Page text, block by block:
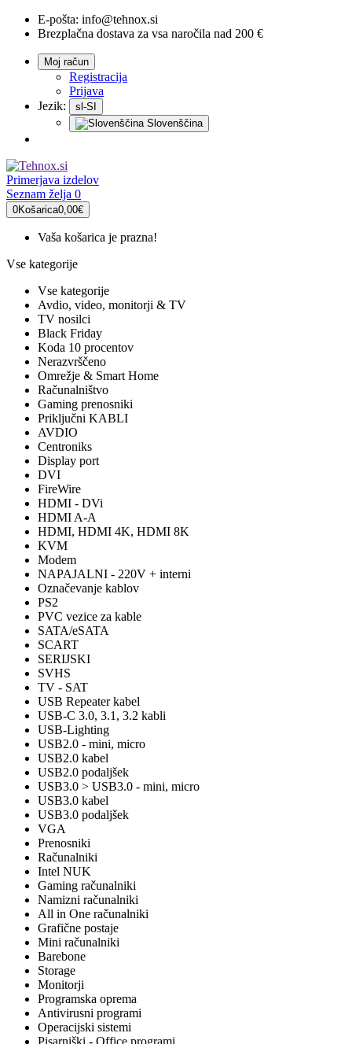
E-pošta: info@tehnox.si
Brezplačna dostava za vsa naročila nad 200 €
Moj račun
Registracija
Prijava
Jezik:
sl-SI
Slovenščina
Primerjava izdelov
Seznam želja 0
0Košarica0,00€
Vaša košarica je prazna!
Vse kategorije
Vse kategorije
Avdio, video, monitorji & TV
TV nosilci
Black Friday
Koda 10 procentov
Nerazvrščeno
Omrežje & Smart Home
Računalništvo
Gaming prenosniki
Priključni KABLI
AVDIO
Centroniks
Display port
DVI
FireWire
HDMI - DVi
HDMI A-A
HDMI, HDMI 4K, HDMI 8K
KVM
Modem
NAPAJALNI - 220V + interni
Označevanje kablov
PS2
PVC vezice za kable
SATA/eSATA
SCART
SERIJSKI
SVHS
TV - SAT
USB Repeater kabel
USB-C 3.0, 3.1, 3.2 kabli
USB-Lighting
USB2.0 - mini, micro
USB2.0 kabel
USB2.0 podaljšek
USB3.0 > USB3.0 - mini, micro
USB3.0 kabel
USB3.0 podaljšek
VGA
Prenosniki
Računalniki
Intel NUK
Gaming računalniki
Namizni računalniki
All in One računalniki
Grafične postaje
Mini računalniki
Barebone
Storage
Monitorji
Programska oprema
Antivirusni programi
Operacijski sistemi
Pisarniški - Office programi